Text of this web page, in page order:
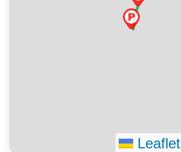
Leaflet